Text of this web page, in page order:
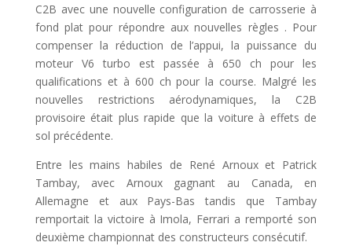
C2B avec une nouvelle configuration de carrosserie à
fond plat pour répondre aux nouvelles règles . Pour
compenser la réduction de l’appui, la puissance du
moteur V6 turbo est passée à 650 ch pour les
qualifications et à 600 ch pour la course. Malgré les
nouvelles restrictions aérodynamiques, la C2B
provisoire était plus rapide que la voiture à effets de
sol précédente.
Entre les mains habiles de René Arnoux et Patrick
Tambay, avec Arnoux gagnant au Canada, en
Allemagne et aux Pays-Bas tandis que Tambay
remportait la victoire à Imola, Ferrari a remporté son
deuxième championnat des constructeurs consécutif.